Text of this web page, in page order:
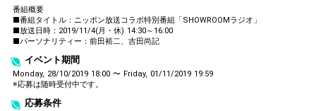
番組概要
■番組タイトル：ニッポン放送コラボ特別番組「SHOWROOMラジオ」
■放送日時：2019/11/4(月・休) 14:30～16:00
■パーソナリティー：前田裕二、吉田尚記
イベント期間
Monday, 28/10/2019 18:00 〜 Friday, 01/11/2019 19:59
※応募は随時受付中です。
応募条件